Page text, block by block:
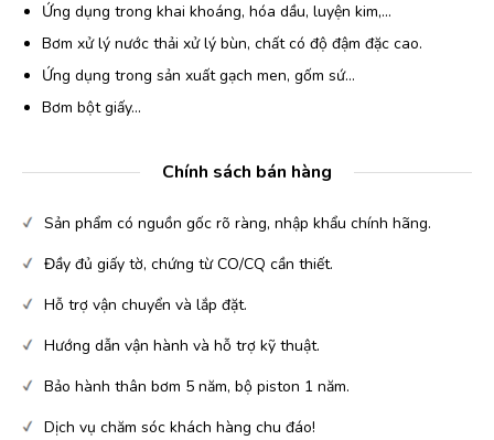
Ứng dụng trong khai khoáng, hóa dầu, luyện kim,…
Bơm xử lý nước thải xử lý bùn, chất có độ đậm đặc cao.
Ứng dụng trong sản xuất gạch men, gốm sứ…
Bơm bột giấy…
Chính sách bán hàng
Sản phẩm có nguồn gốc rõ ràng, nhập khẩu chính hãng.
Đầy đủ giấy tờ, chứng từ CO/CQ cần thiết.
Hỗ trợ vận chuyển và lắp đặt.
Hướng dẫn vận hành và hỗ trợ kỹ thuật.
Bảo hành thân bơm 5 năm, bộ piston 1 năm.
Dịch vụ chăm sóc khách hàng chu đáo!